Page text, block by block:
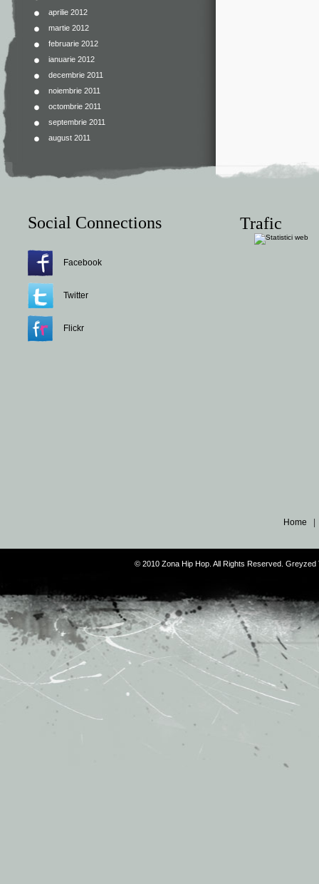
aprilie 2012
martie 2012
februarie 2012
ianuarie 2012
decembrie 2011
noiembrie 2011
octombrie 2011
septembrie 2011
august 2011
Social Connections
Facebook
Twitter
Flickr
Trafic
Home
© 2010 Zona Hip Hop. All Rights Reserved.